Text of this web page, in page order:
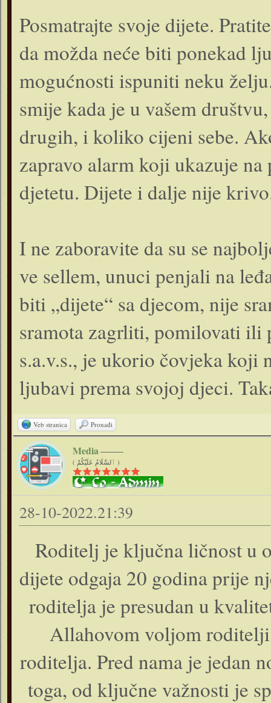
Posmatrajte svoje dijete.
da možda neće biti ponekad
mogućnosti ispuniti neku
smije kada je u vašem
drugih, i koliko cijeni sebe.
zapravo alarm koji ukazuje na
djetetu. Dijete i dalje nije
I ne zaboravite da su se
ve sellem, unuci penjali na
biti „dijete“ sa djecom, nije
sramota zagrliti, pomilovati ili
s.a.v.s., je ukorio čovjeka koji
ljubavi prema svojoj djeci.
Veb stranica Pronađi
Media
( ٱلسَّلَامُ عَلَيْكُمْ )
28-10-2022.21:39
Roditelj je ključna ličnost u
dijete odgaja 20 godina prije
roditelja je presudan u
Allahovom voljom
roditelja. Pred nama je jedan
toga, od ključne važnosti je